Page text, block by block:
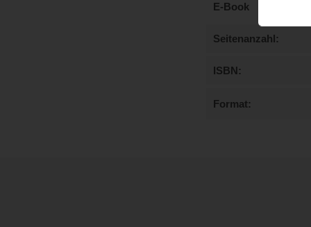
E-Book
Seitenanzahl
ISBN
Format